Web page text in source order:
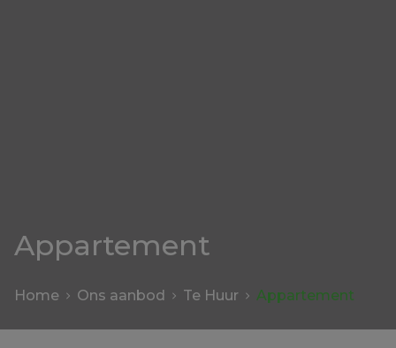
Appartement
Home Ons aanbod Te Huur Appartement